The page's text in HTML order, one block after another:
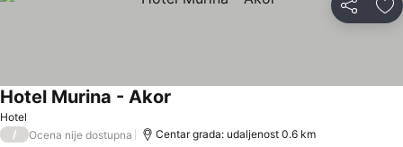
Deli
Hotel
Hotel Murina - Akor
/ Ocena nije dostupna Centar grada: udaljenost 0.6 km